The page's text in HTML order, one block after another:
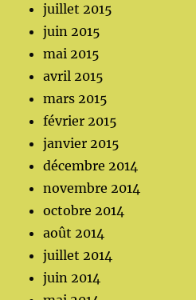
juillet 2015
juin 2015
mai 2015
avril 2015
mars 2015
février 2015
janvier 2015
décembre 2014
novembre 2014
octobre 2014
août 2014
juillet 2014
juin 2014